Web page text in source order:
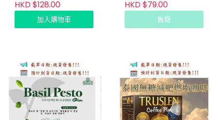
HKD $128.00
加入購物車
HKD $79.00
售罄